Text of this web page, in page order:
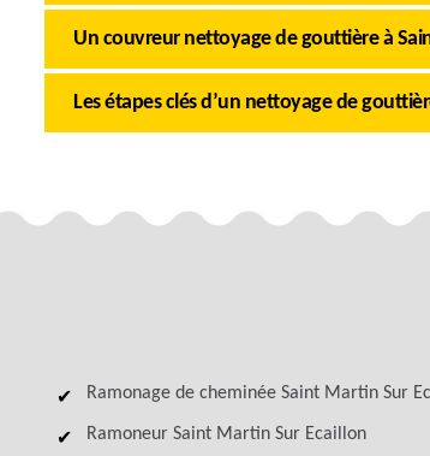
Un couvreur nettoyage de gouttière à
Les étapes clés d’un nettoyage de
Ramonage de cheminée Saint Martin Sur
Ramoneur Saint Martin Sur Ecaillon